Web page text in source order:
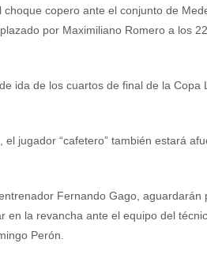
copero ante el conjunto de
por Maximiliano Romero a los
ida de los cuartos de final de la Copa
jugador “cafetero” también estará
Fernando Gago, aguardarán
la revancha ante el equipo del
Perón.